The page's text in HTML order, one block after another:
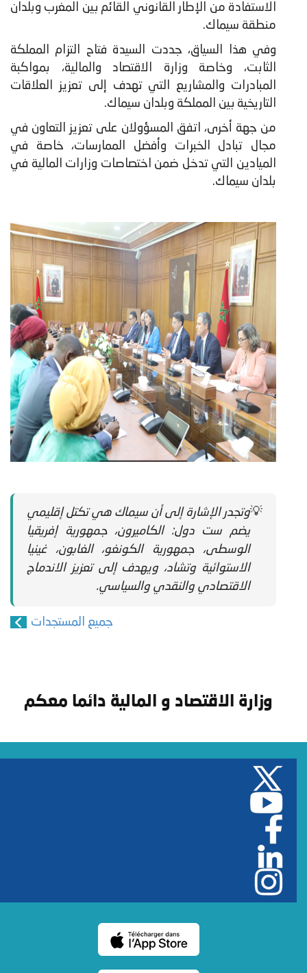
الاستفادة من الإطار القانوني القائم بين المغرب وبلدان
منطقة سيماك.
وفي هذا السياق، جددت السيدة فتاح التزام المملكة
الثابت، وخاصة وزارة الاقتصاد والمالية، بمواكبة
المبادرات والمشاريع التي تهدف إلى تعزيز العلاقات
التاريخية بين المملكة وبلدان سيماك.
من جهة أخرى، اتفق المسؤولان على تعزيز التعاون في
مجال تبادل الخبرات وأفضل الممارسات، خاصة في
الميادين التي تدخل ضمن اختصاصات وزارات المالية في
بلدان سيماك.
💡وتجدر الإشارة إلى أن سيماك هي تكتل إقليمي
يضم ست دول: الكاميرون، جمهورية إفريقيا
الوسطى، جمهورية الكونغو، الغابون، غينيا
الاستوائية وتشاد، ويهدف إلى تعزيز الاندماج
الاقتصادي والنقدي والسياسي.
جميع المستجدات
وزارة الاقتصاد و المالية دائما معكم